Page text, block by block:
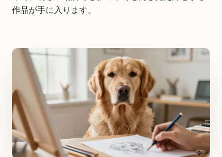
作品が手に入ります。